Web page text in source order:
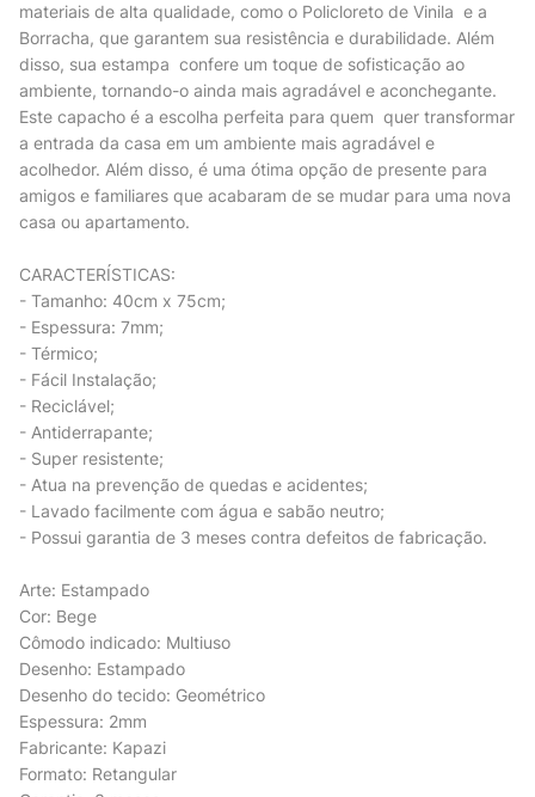
materiais de alta qualidade, como o Policloreto de Vinila e a
Borracha, que garantem sua resistência e durabilidade. Além
disso, sua estampa confere um toque de sofisticação ao
ambiente, tornando-o ainda mais agradável e aconchegante.
Este capacho é a escolha perfeita para quem quer transformar
a entrada da casa em um ambiente mais agradável e
acolhedor. Além disso, é uma ótima opção de presente para
amigos e familiares que acabaram de se mudar para uma nova
casa ou apartamento.
CARACTERÍSTICAS:
- Tamanho: 40cm x 75cm;
- Espessura: 7mm;
- Térmico;
- Fácil Instalação;
- Reciclável;
- Antiderrapante;
- Super resistente;
- Atua na prevenção de quedas e acidentes;
- Lavado facilmente com água e sabão neutro;
- Possui garantia de 3 meses contra defeitos de fabricação.
Arte: Estampado
Cor: Bege
Cômodo indicado: Multiuso
Desenho: Estampado
Desenho do tecido: Geométrico
Espessura: 2mm
Fabricante: Kapazi
Formato: Retangular